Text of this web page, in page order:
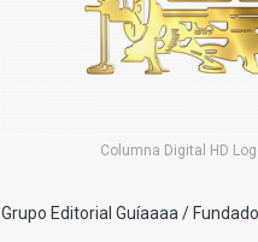
Columna Digital HD
Grupo Editorial Guíaaaa /